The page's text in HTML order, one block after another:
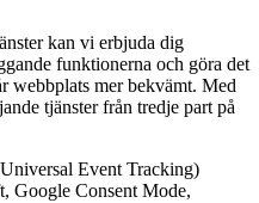
kan vi erbjuda dig
funktionerna och göra det
webbplats mer bekvämt. Med
tjänster från tredje part på
Event Tracking)
Google Consent Mode,